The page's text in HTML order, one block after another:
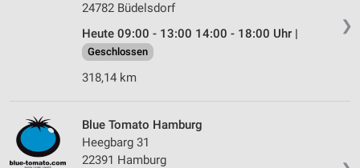
❯
24782 Büdelsdorf
Heute 09:00 - 13:00 14:00 - 18:00 Uhr |
Geschlossen
318,14 km
Blue Tomato Hamburg
Heegbarg 31
22391 Hamburg